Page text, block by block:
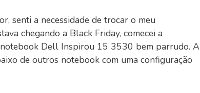
senti a necessidade de trocar o meu
chegando a Black Friday, comecei a
Dell Inspirou 15 3530 bem parrudo. A
de outros notebook com uma configuração